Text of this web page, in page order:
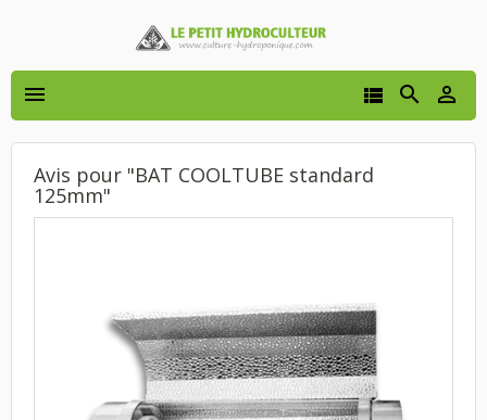
 


Avis pour "BAT COOLTUBE standard
125mm"